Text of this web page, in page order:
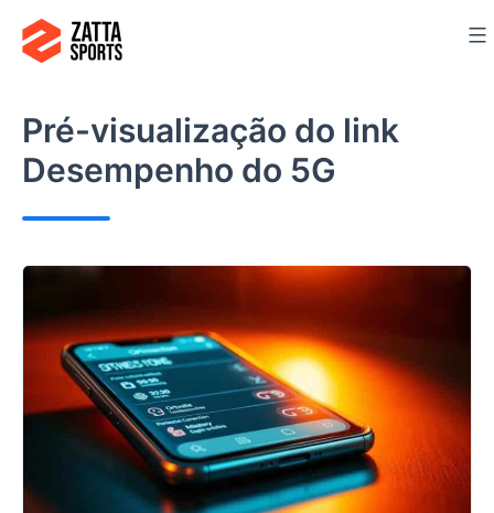
para
conteúdo
Pré-visualização do link
Desempenho do 5G